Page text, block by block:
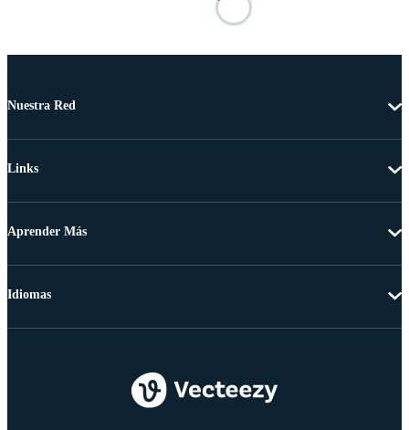
Nuestra Red
Links
Aprender Más
Idiomas